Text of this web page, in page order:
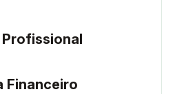
Financeiro